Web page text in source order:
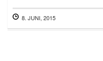
8. JUNI, 2015